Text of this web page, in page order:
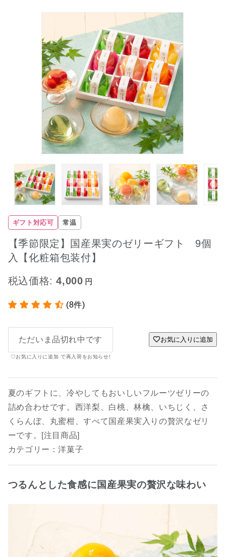
ギフト対応可 常温
【季節限定】国産果実のゼリーギフト 9個
入【化粧箱包装付】
税込価格:4,000
(8件)
ただいま品切れ中です お気に入りに追加
♡お気に入りに追加 で再入荷をお知らせ!
夏のギフトに、冷やしてもおいしいフルーツゼリーの
詰め合わせです。西洋梨、白桃、林檎、いちじく、さ
くらんぼ、丸蜜柑、すべて国産果実入りの贅沢なゼリ
ーです。[注目商品]
カテゴリー：洋菓子
つるんとした食感に国産果実の贅沢な味わい